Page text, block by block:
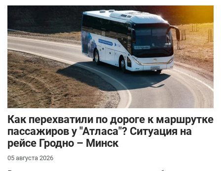
Как перехватили по дороге к маршрутке
пассажиров у "Атласа"? Ситуация на
рейсе Гродно – Минск
05 августа 2026